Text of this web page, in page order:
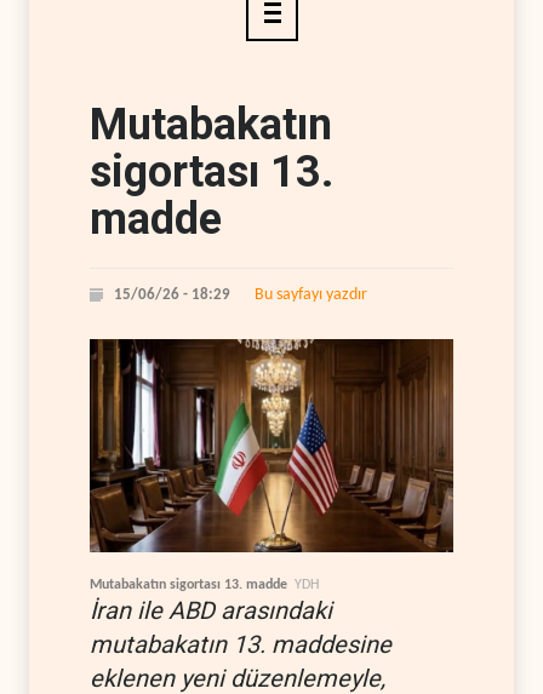
Mutabakatın
sigortası 13.
madde
15/06/26 - 18:29 Bu sayfayı yazdır
Mutabakatın sigortası 13. madde YDH
İran ile ABD arasındaki
mutabakatın 13. maddesine
eklenen yeni düzenlemeyle,